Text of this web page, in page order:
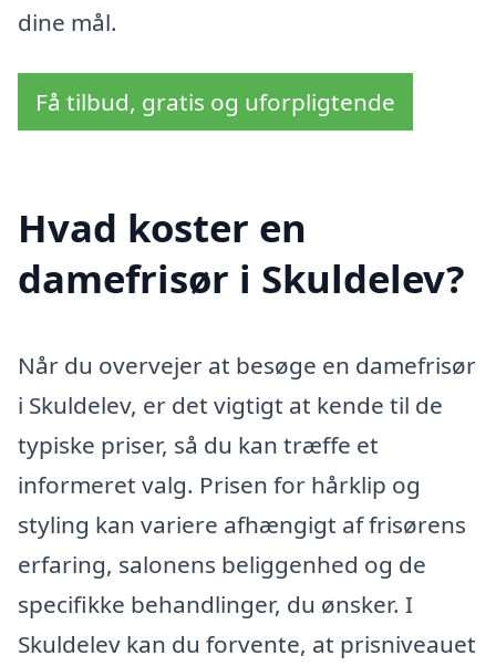
dine mål.
Få tilbud, gratis og uforpligtende
Hvad koster en
damefrisør i Skuldelev?
Når du overvejer at besøge en damefrisør
i Skuldelev, er det vigtigt at kende til de
typiske priser, så du kan træffe et
informeret valg. Prisen for hårklip og
styling kan variere afhængigt af frisørens
erfaring, salonens beliggenhed og de
specifikke behandlinger, du ønsker. I
Skuldelev kan du forvente, at prisniveauet